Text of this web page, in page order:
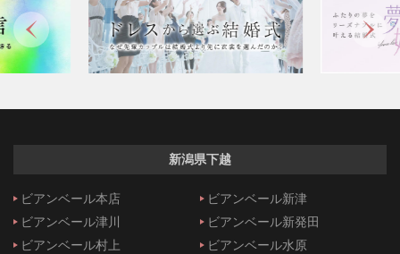
新潟県下越
ビアンベール本店
ビアンベール新津
ビアンベール津川
ビアンベール新発田
ビアンベール村上
ビアンベール水原